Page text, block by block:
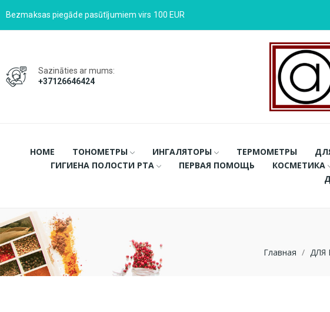
Bezmaksas piegāde pasūtījumiem virs 100 EUR
Sazināties ar mums:
+37126646424
HOME ТОНОМЕТРЫ ИНГАЛЯТОРЫ ТЕРМОМЕТРЫ
ГИГИЕНА ПОЛОСТИ РТА
ПЕРВАЯ ПОМОЩЬ КОСМЕТИКА
Главная ДЛЯ